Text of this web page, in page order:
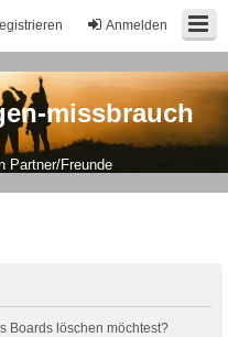
Anmelden
missbrauch
Partner/Freunde
Boards löschen möchtest?